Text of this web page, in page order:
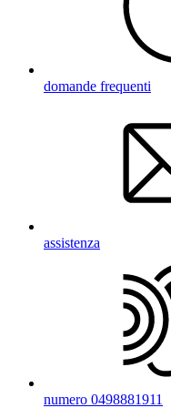
domande frequenti
assistenza
numero 0498881911